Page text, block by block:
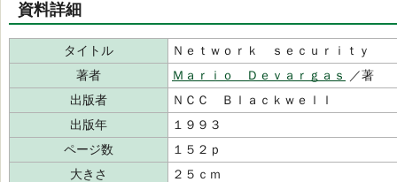
資料詳細
タイトル
Ｎｅｔｗｏｒｋ ｓｅｃｕｒｉｔｙ
著者
Ｍａｒｉｏ Ｄｅｖａｒｇａｓ
／著
出版者
ＮＣＣ Ｂｌａｃｋｗｅｌｌ
出版年
１９９３
ページ数
１５２ｐ
大きさ
２５ｃｍ